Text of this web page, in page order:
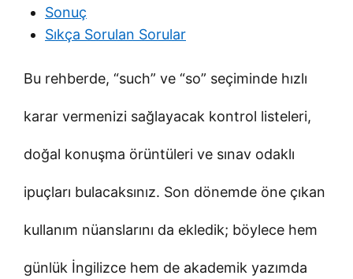
Sonuç
Sıkça Sorulan Sorular
Bu rehberde, “such” ve “so” seçiminde hızlı
karar vermenizi sağlayacak kontrol listeleri,
doğal konuşma örüntüleri ve sınav odaklı
ipuçları bulacaksınız. Son dönemde öne çıkan
kullanım nüanslarını da ekledik; böylece hem
günlük İngilizce hem de akademik yazımda